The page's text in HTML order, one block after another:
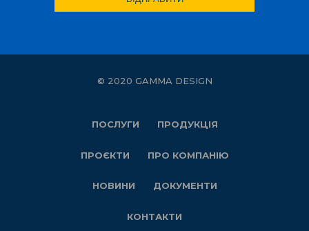
© 2020 GAMMA DESIGN
ПОСЛУГИ ПРОДУКЦІЯ
ПРОЄКТИ ПРО КОМПАНІЮ
НОВИНИ ДОКУМЕНТИ
КОНТАКТИ